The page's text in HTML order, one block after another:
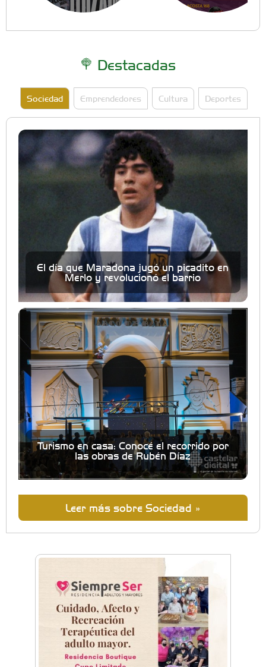
Destacadas
Sociedad Emprendedores Cultura Deportes
El día que Maradona jugó un picadito en
Merlo y revolucionó el barrio
Turismo en casa: Conocé el recorrido por
las obras de Rubén Díaz
Leer más sobre Sociedad »